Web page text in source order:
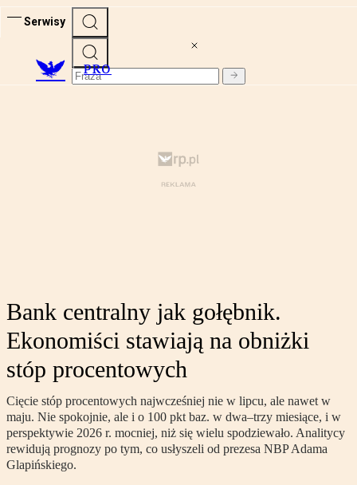
Serwisy
PRO
Bank centralny jak gołębnik.
Ekonomiści stawiają na obniżki
stóp procentowych
Cięcie stóp procentowych najwcześniej nie w lipcu, ale nawet w
maju. Nie spokojnie, ale i o 100 pkt baz. w dwa–trzy miesiące, i w
perspektywie 2026 r. mocniej, niż się wielu spodziewało. Analitycy
rewidują prognozy po tym, co usłyszeli od prezesa NBP Adama
Glapińskiego.